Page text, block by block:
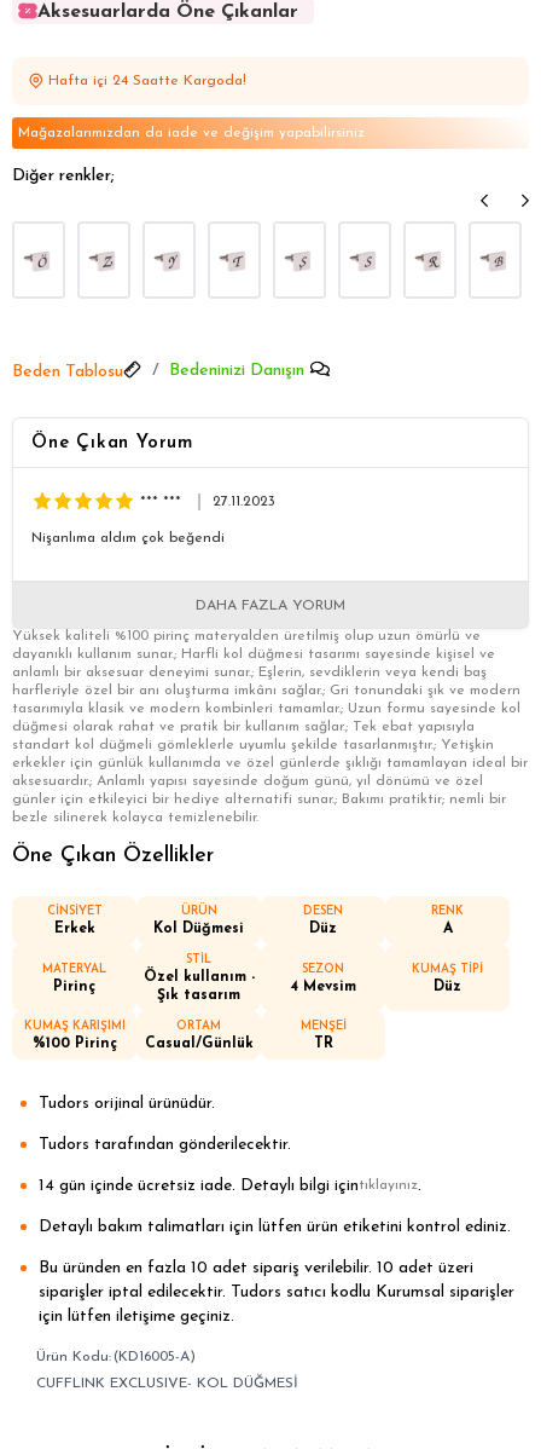
Aksesuarlarda Öne Çıkanlar
Aksesuarlarda Öne Çıkanlar
Hafta içi 24 Saatte Kargoda!
Mağazalarımızdan da iade ve değişim yapabilirsiniz
Diğer renkler;
Beden Tablosu Bedeninizi Danışın
Öne Çıkan Yorum
*** *** 27.11.2023
Nişanlıma aldım çok beğendi
DAHA FAZLA YORUM
Yüksek kaliteli %100 pirinç materyalden üretilmiş olup uzun ömürlü ve
dayanıklı kullanım sunar.; Harfli kol düğmesi tasarımı sayesinde kişisel ve
anlamlı bir aksesuar deneyimi sunar.; Eşlerin, sevdiklerin veya kendi baş
harfleriyle özel bir anı oluşturma imkânı sağlar.; Gri tonundaki şık ve modern
tasarımıyla klasik ve modern kombinleri tamamlar.; Uzun formu sayesinde kol
düğmesi olarak rahat ve pratik bir kullanım sağlar.; Tek ebat yapısıyla
standart kol düğmeli gömleklerle uyumlu şekilde tasarlanmıştır.; Yetişkin
erkekler için günlük kullanımda ve özel günlerde şıklığı tamamlayan ideal bir
aksesuardır.; Anlamlı yapısı sayesinde doğum günü, yıl dönümü ve özel
günler için etkileyici bir hediye alternatifi sunar.; Bakımı pratiktir; nemli bir
bezle silinerek kolayca temizlenebilir.
Öne Çıkan Özellikler
CİNSİYET
Erkek
ÜRÜN
Kol Düğmesi
DESEN
Düz
RENK
A
MATERYAL
Pirinç
STİL
Özel kullanım -
Şık tasarım
SEZON
4 Mevsim
KUMAŞ TİPİ
Düz
KUMAŞ KARIŞIMI
%100 Pirinç
ORTAM
Casual/Günlük
MENŞEİ
TR
Tudors orijinal ürünüdür.
Tudors tarafından gönderilecektir.
14 gün içinde ücretsiz iade. Detaylı bilgi içintıklayınız.
Detaylı bakım talimatları için lütfen ürün etiketini kontrol ediniz.
Bu üründen en fazla 10 adet sipariş verilebilir. 10 adet üzeri
siparişler iptal edilecektir. Tudors satıcı kodlu Kurumsal siparişler
için lütfen iletişime geçiniz.
(KD16005-A)
CUFFLINK EXCLUSIVE- KOL DÜĞMESİ